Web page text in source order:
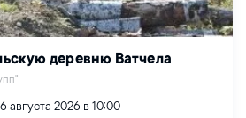
деревню Ватчела
августа 2026 в 10:00